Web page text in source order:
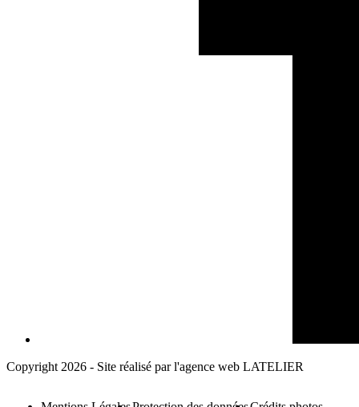
Copyright 2026 - Site réalisé par l'agence web LATELIER